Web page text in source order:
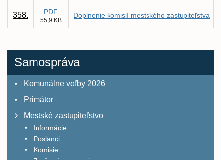
Samospráva
Komunálne voľby 2026
Primátor
Mestské zastupiteľstvo
Informácie
Poslanci
Komisie
358. PDF
55,9 KB
Doplnenie komisií mestského zastupiteľstva